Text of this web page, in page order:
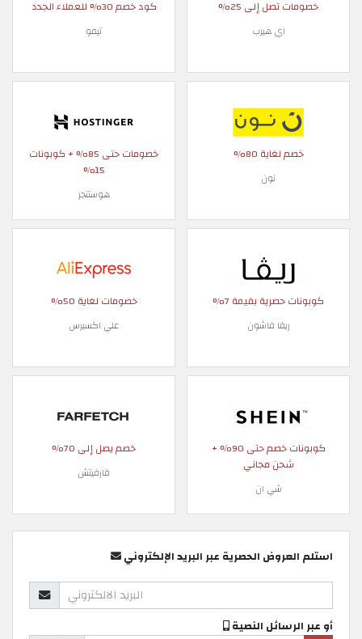
خصومات تصل إلى 25%
اي هيرب
كود خصم 30% للعملاء الجدد
تيمو
خصم لغاية 80%
نون
خصومات حتى 85% + كوبونات
15%
هوستنجر
كوبونات حصرية بقيمة 7%
ريفا فاشون
خصومات لغاية 50%
علي اكسبرس
كوبونات خصم حتى 90% +
شحن مجاني
شي ان
خصم يصل إلى 70%
فارفيتش
استلم العروض الحصرية عبر البريد الإلكتروني
أو عبر الرسائل النصية